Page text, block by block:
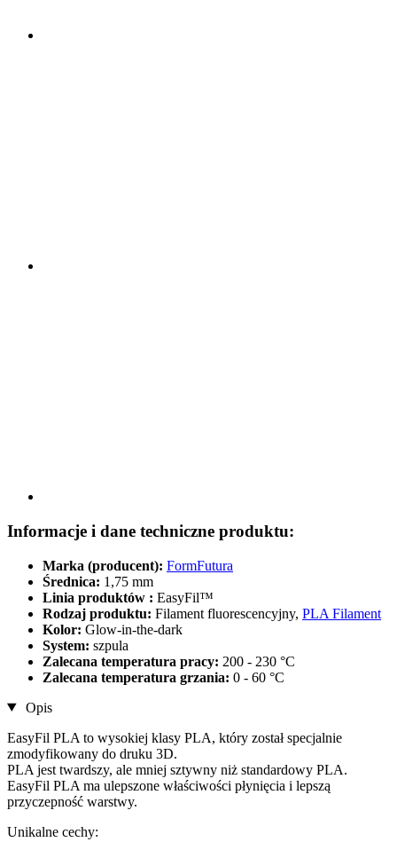
Informacje i dane techniczne produktu:
Marka (producent): FormFutura
Średnica: 1,75 mm
Linia produktów : EasyFil™
Rodzaj produktu: Filament fluorescencyjny, PLA Filament
Kolor: Glow-in-the-dark
System: szpula
Zalecana temperatura pracy: 200 - 230 °C
Zalecana temperatura grzania: 0 - 60 °C
Opis
EasyFil PLA to wysokiej klasy PLA, który został specjalnie
zmodyfikowany do druku 3D.
PLA jest twardszy, ale mniej sztywny niż standardowy PLA.
EasyFil PLA ma ulepszone właściwości płynięcia i lepszą
przyczepność warstwy.
Unikalne cechy: